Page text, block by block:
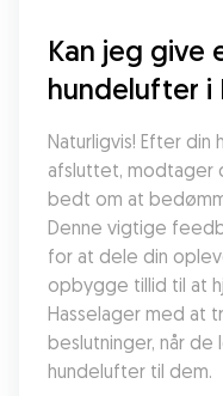
Kan jeg give
hundelufter i
Naturligvis! Efter
afsluttet, modtager
bedt om at
Denne vigtige
for at dele din
opbygge tillid til at
Hasselager med
beslutninger, når
hundelufter til dem.